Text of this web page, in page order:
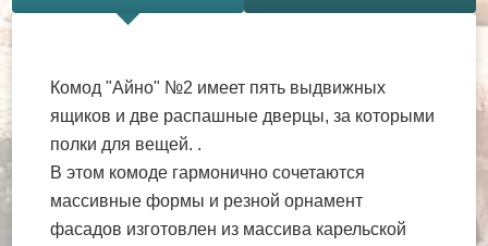
Комод "Айно" №2 имеет пять выдвижных
ящиков и две распашные дверцы, за которыми
полки для вещей. .
В этом комоде гармонично сочетаются
массивные формы и резной орнамент
фасадов изготовлен из массива карельской